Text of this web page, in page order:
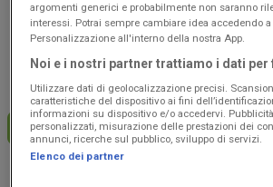
Risparmio
CARICA ALTRE OFFERTE
argomenti generici e probabilmente non saranno
interessi. Potrai sempre cambiare idea accedendo
Personalizzazione all'interno della nostra App.
Noi e i nostri partner trattiamo i dati per
Utilizzare dati di geolocalizzazione precisi.
caratteristiche del dispositivo ai fini
informazioni su dispositivo e/o accedervi.
personalizzati, misurazione delle prestazioni dei
annunci, ricerche sul pubblico, sviluppo di servizi.
Elenco dei partner